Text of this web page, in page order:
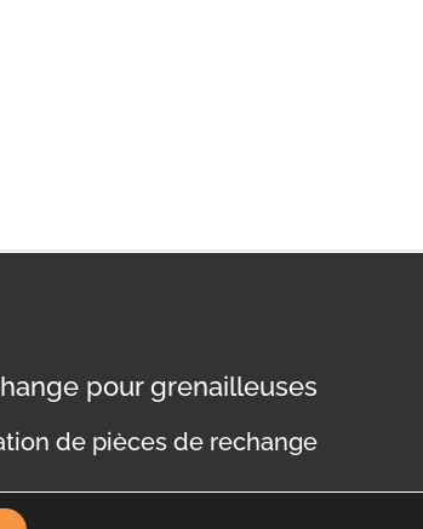
pour grenailleuses
de pièces de rechange